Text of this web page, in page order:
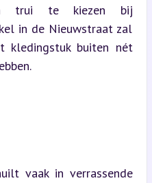
trui te kiezen bij
in de Nieuwstraat zal
kledingstuk buiten nét
vaak in verrassende